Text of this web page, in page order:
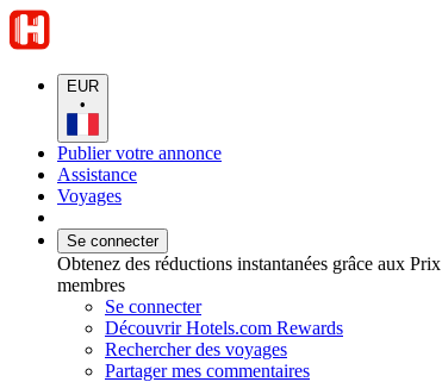
EUR
•
Publier votre annonce
Assistance
Voyages
Se connecter
Obtenez des réductions instantanées grâce aux Prix
membres
Se connecter
Découvrir Hotels.com Rewards
Rechercher des voyages
Partager mes commentaires